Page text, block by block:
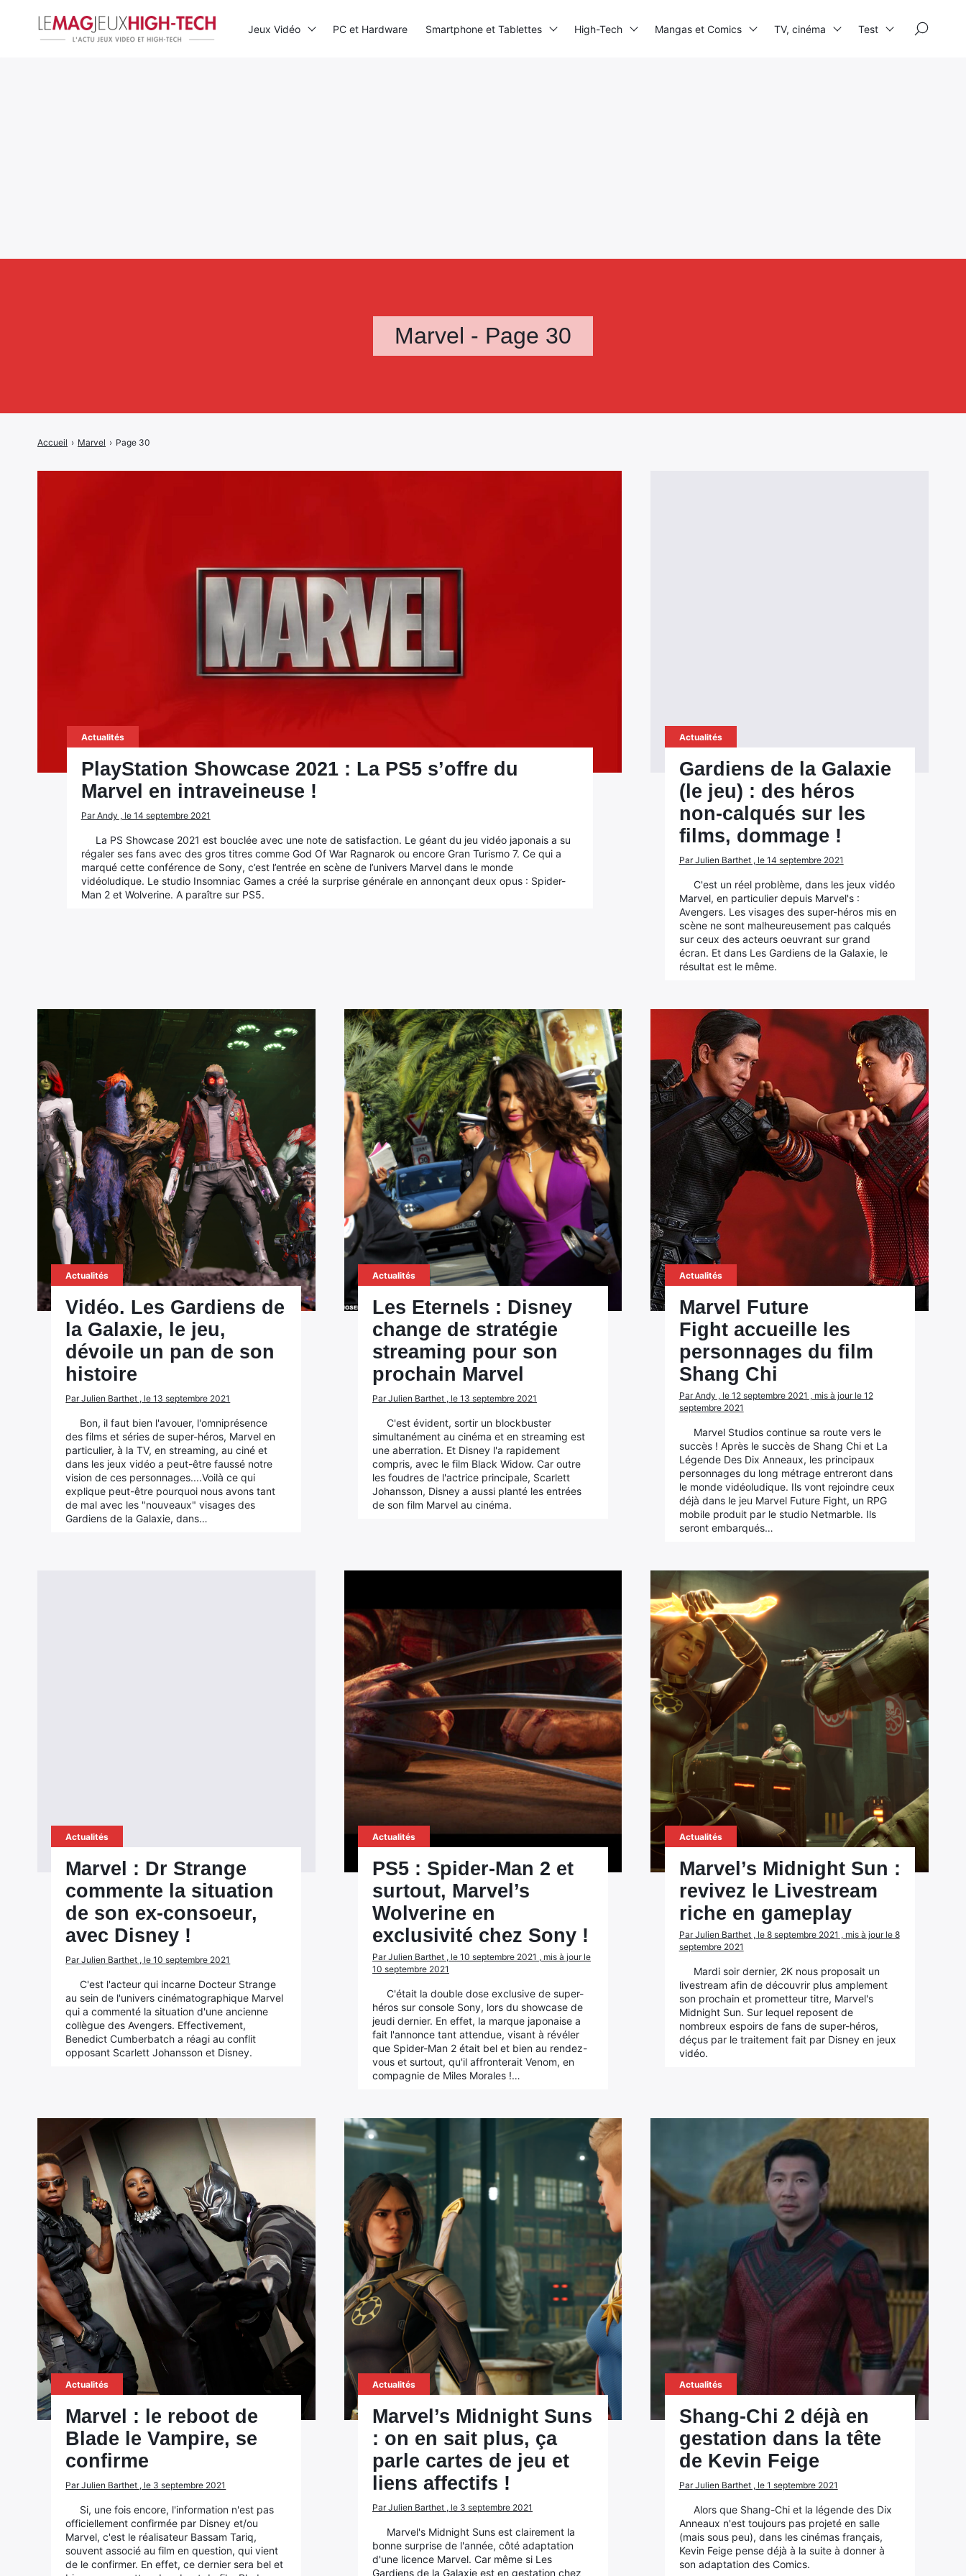
Marvel - Page 30
Accueil › Marvel › Page 30
Actualités
PlayStation Showcase 2021 : La PS5 s’offre du
Marvel en intraveineuse !
Par Andy , le 14 septembre 2021
La PS Showcase 2021 est bouclée avec une note de satisfaction. Le géant du jeu vidéo japonais a su
régaler ses fans avec des gros titres comme God Of War Ragnarok ou encore Gran Turismo 7. Ce qui a
marqué cette conférence de Sony, c’est l’entrée en scène de l’univers Marvel dans le monde
vidéoludique. Le studio Insomniac Games a créé la surprise générale en annonçant deux opus : Spider-
Man 2 et Wolverine. A paraître sur PS5.
Actualités
Gardiens de la Galaxie
(le jeu) : des héros
non-calqués sur les
films, dommage !
Par Julien Barthet , le 14 septembre 2021
C'est un réel problème, dans les jeux vidéo
Marvel, en particulier depuis Marvel's :
Avengers. Les visages des super-héros mis en
scène ne sont malheureusement pas calqués
sur ceux des acteurs oeuvrant sur grand
écran. Et dans Les Gardiens de la Galaxie, le
résultat est le même.
Actualités
Vidéo. Les Gardiens de
la Galaxie, le jeu,
dévoile un pan de son
histoire
Par Julien Barthet , le 13 septembre 2021
Bon, il faut bien l'avouer, l'omniprésence
des films et séries de super-héros, Marvel en
particulier, à la TV, en streaming, au ciné et
dans les jeux vidéo a peut-être faussé notre
vision de ces personnages....Voilà ce qui
explique peut-être pourquoi nous avons tant
de mal avec les "nouveaux" visages des
Gardiens de la Galaxie, dans…
Actualités
Les Eternels : Disney
change de stratégie
streaming pour son
prochain Marvel
Par Julien Barthet , le 13 septembre 2021
C'est évident, sortir un blockbuster
simultanément au cinéma et en streaming est
une aberration. Et Disney l'a rapidement
compris, avec le film Black Widow. Car outre
les foudres de l'actrice principale, Scarlett
Johansson, Disney a aussi planté les entrées
de son film Marvel au cinéma.
Actualités
Marvel Future
Fight accueille les
personnages du film
Shang Chi
Par Andy , le 12 septembre 2021 , mis à jour le 12
septembre 2021
Marvel Studios continue sa route vers le
succès ! Après le succès de Shang Chi et La
Légende Des Dix Anneaux, les principaux
personnages du long métrage entreront dans
le monde vidéoludique. Ils vont rejoindre ceux
déjà dans le jeu Marvel Future Fight, un RPG
mobile produit par le studio Netmarble. Ils
seront embarqués…
Actualités
Marvel : Dr Strange
commente la situation
de son ex-consoeur,
avec Disney !
Par Julien Barthet , le 10 septembre 2021
C'est l'acteur qui incarne Docteur Strange
au sein de l'univers cinématographique Marvel
qui a commenté la situation d'une ancienne
collègue des Avengers. Effectivement,
Benedict Cumberbatch a réagi au conflit
opposant Scarlett Johansson et Disney.
Actualités
PS5 : Spider-Man 2 et
surtout, Marvel’s
Wolverine en
exclusivité chez Sony !
Par Julien Barthet , le 10 septembre 2021 , mis à jour le
10 septembre 2021
C'était la double dose exclusive de super-
héros sur console Sony, lors du showcase de
jeudi dernier. En effet, la marque japonaise a
fait l'annonce tant attendue, visant à révéler
que Spider-Man 2 était bel et bien au rendez-
vous et surtout, qu'il affronterait Venom, en
compagnie de Miles Morales !…
Actualités
Marvel’s Midnight Sun :
revivez le Livestream
riche en gameplay
Par Julien Barthet , le 8 septembre 2021 , mis à jour le 8
septembre 2021
Mardi soir dernier, 2K nous proposait un
livestream afin de découvrir plus amplement
son prochain et prometteur titre, Marvel's
Midnight Sun. Sur lequel reposent de
nombreux espoirs de fans de super-héros,
déçus par le traitement fait par Disney en jeux
vidéo.
Actualités
Marvel : le reboot de
Blade le Vampire, se
confirme
Par Julien Barthet , le 3 septembre 2021
Si, une fois encore, l'information n'est pas
officiellement confirmée par Disney et/ou
Marvel, c'est le réalisateur Bassam Tariq,
souvent associé au film en question, qui vient
de le confirmer. En effet, ce dernier sera bel et
Actualités
Marvel’s Midnight Suns
: on en sait plus, ça
parle cartes de jeu et
liens affectifs !
Par Julien Barthet , le 3 septembre 2021
Marvel's Midnight Suns est clairement la
bonne surprise de l'année, côté adaptation
d'une licence Marvel. Car même si Les
Gardiens de la Galaxie est en gestation chez
Actualités
Shang-Chi 2 déjà en
gestation dans la tête
de Kevin Feige
Par Julien Barthet , le 1 septembre 2021
Alors que Shang-Chi et la légende des Dix
Anneaux n'est toujours pas projeté en salle
(mais sous peu), dans les cinémas français,
Kevin Feige pense déjà à la suite à donner à
son adaptation des Comics.
Jeux Vidéo PC et Hardware Smartphone et Tablettes High-Tech Mangas et Comics TV, cinéma Test